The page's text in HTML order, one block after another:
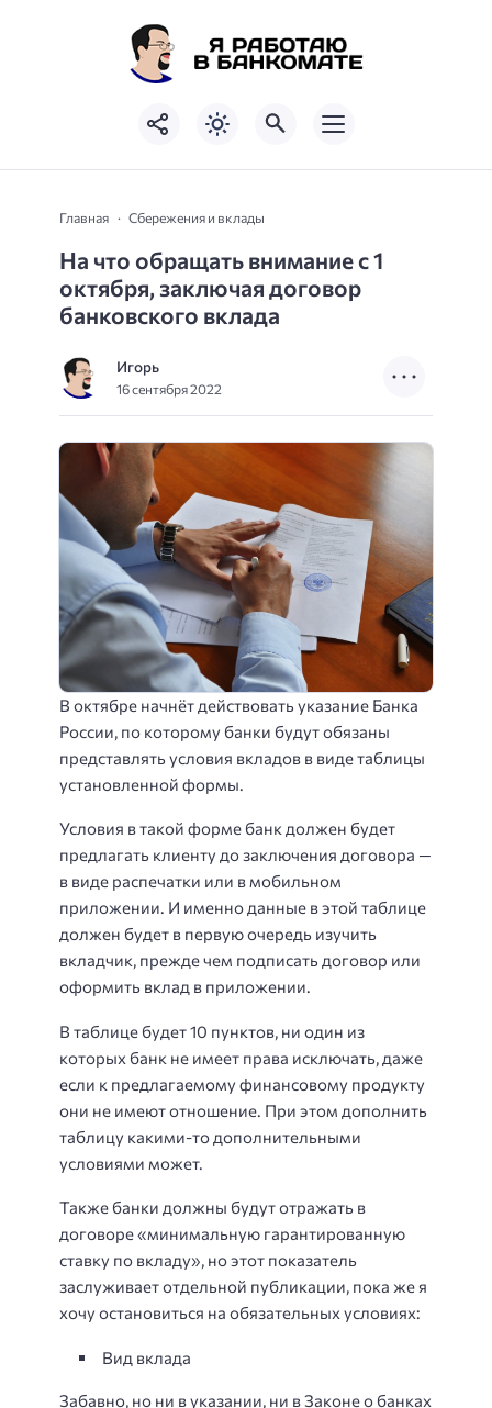
Главная Сбережения и вклады
На что обращать внимание с 1
октября, заключая договор
банковского вклада
Игорь
16 сентября 2022
В октябре начнёт действовать указание Банка
России, по которому банки будут обязаны
представлять условия вкладов в виде таблицы
установленной формы.
Условия в такой форме банк должен будет
предлагать клиенту до заключения договора —
в виде распечатки или в мобильном
приложении. И именно данные в этой таблице
должен будет в первую очередь изучить
вкладчик, прежде чем подписать договор или
оформить вклад в приложении.
В таблице будет 10 пунктов, ни один из
которых банк не имеет права исключать, даже
если к предлагаемому финансовому продукту
они не имеют отношение. При этом дополнить
таблицу какими-то дополнительными
условиями может.
Также банки должны будут отражать в
договоре «минимальную гарантированную
ставку по вкладу», но этот показатель
заслуживает отдельной публикации, пока же я
хочу остановиться на обязательных условиях:
Вид вклада
Забавно, но ни в указании, ни в Законе о банках